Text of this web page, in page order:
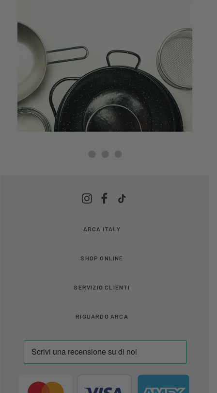
ARCA ITALY
SHOP ONLINE
SERVIZIO CLIENTI
RIGUARDO ARCA